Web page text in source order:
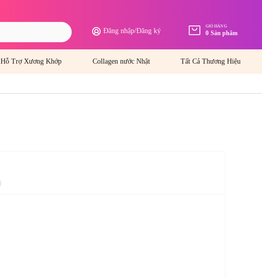
Đăng nhập/Đăng ký
GIỎ HÀNG
0 Sản phẩm
Hỗ Trợ Xương Khớp Collagen nước Nhật Tất Cả Thương Hiệu